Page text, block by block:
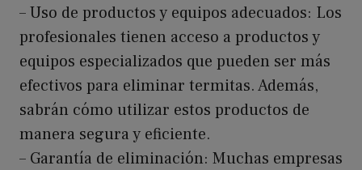
– Uso de productos y equipos adecuados: Los
profesionales tienen acceso a productos y
equipos especializados que pueden ser más
efectivos para eliminar termitas. Además,
sabrán cómo utilizar estos productos de
manera segura y eficiente.
– Garantía de eliminación: Muchas empresas